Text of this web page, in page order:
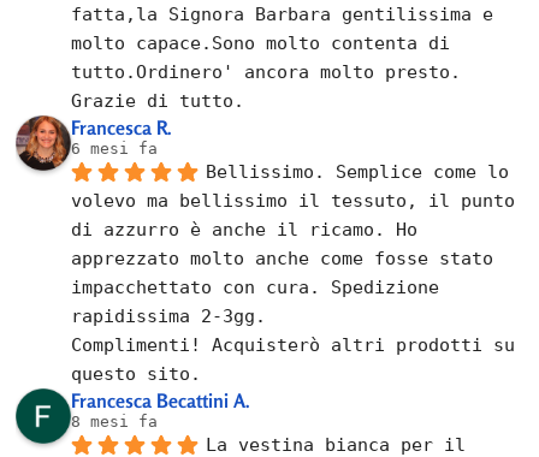
fatta,la Signora Barbara gentilissima e
molto capace.Sono molto contenta di
tutto.Ordinero' ancora molto presto.
Grazie di tutto.
Francesca R.
6 mesi fa
Bellissimo. Semplice come lo
volevo ma bellissimo il tessuto, il punto
di azzurro è anche il ricamo. Ho
apprezzato molto anche come fosse stato
impacchettato con cura. Spedizione
rapidissima 2-3gg.
Complimenti! Acquisterò altri prodotti su
questo sito.
Francesca Becattini A.
8 mesi fa
La vestina bianca per il